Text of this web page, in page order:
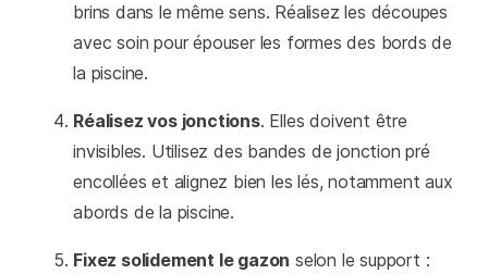
brins dans le même sens. Réalisez les découpes
avec soin pour épouser les formes des bords de
la piscine.
Réalisez vos jonctions. Elles doivent être
invisibles. Utilisez des bandes de jonction pré
encollées et alignez bien les lés, notamment aux
abords de la piscine.
Fixez solidement le gazon selon le support :